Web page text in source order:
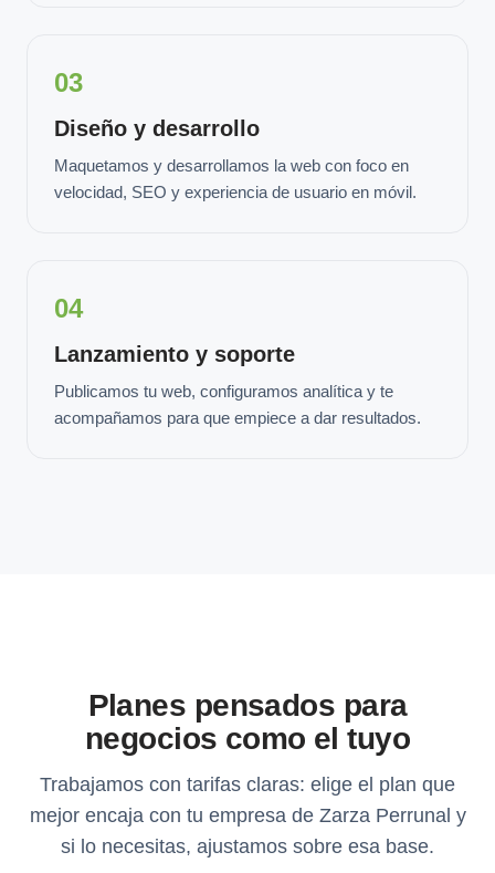
03
Diseño y desarrollo
Maquetamos y desarrollamos la web con foco en
velocidad, SEO y experiencia de usuario en móvil.
04
Lanzamiento y soporte
Publicamos tu web, configuramos analítica y te
acompañamos para que empiece a dar resultados.
Planes pensados para
negocios como el tuyo
Trabajamos con tarifas claras: elige el plan que
mejor encaja con tu empresa de Zarza Perrunal y
si lo necesitas, ajustamos sobre esa base.